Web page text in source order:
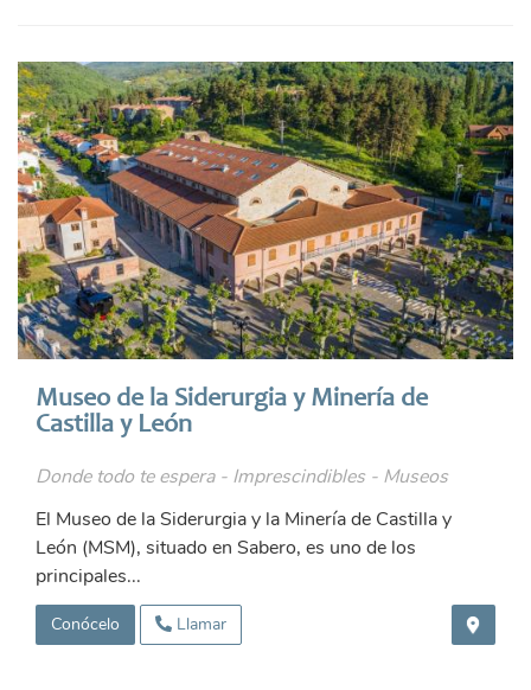
Museo de la Siderurgia y Minería de
Castilla y León
Donde todo te espera - Imprescindibles - Museos
El Museo de la Siderurgia y la Minería de Castilla y
León (MSM), situado en Sabero, es uno de los
principales...
Conócelo Llamar